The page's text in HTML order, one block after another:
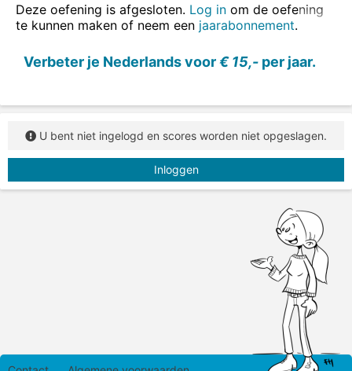
Deze oefening is afgesloten. Log in om de oefening
te kunnen maken of neem een jaarabonnement.
Verbeter je Nederlands voor€ 15,- per jaar.
U bent niet ingelogd en scores worden niet opgeslagen.
Inloggen